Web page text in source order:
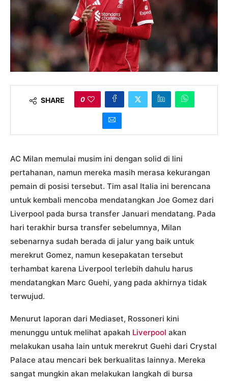
SHARE 0
AC Milan memulai musim ini dengan solid di lini
pertahanan, namun mereka masih merasa kekurangan
pemain di posisi tersebut. Tim asal Italia ini berencana
untuk kembali mencoba mendatangkan Joe Gomez dari
Liverpool pada bursa transfer Januari mendatang. Pada
hari terakhir bursa transfer sebelumnya, Milan
sebenarnya sudah berada di jalur yang baik untuk
merekrut Gomez, namun kesepakatan tersebut
terhambat karena Liverpool terlebih dahulu harus
mendatangkan Marc Guehi, yang pada akhirnya tidak
terwujud.
Menurut laporan dari Mediaset, Rossoneri kini
menunggu untuk melihat apakah Liverpool akan
melakukan usaha lain untuk merekrut Guehi dari Crystal
Palace atau mencari bek berkualitas lainnya. Mereka
sangat mungkin akan melakukan langkah di bursa